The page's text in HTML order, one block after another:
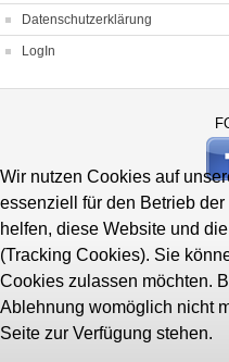
Datenschutzerklärung
LogIn
Wir nutzen Cookies auf
essenziell für den Betrieb
helfen, diese Website und
(Tracking Cookies). Sie
Cookies zulassen möchten.
Ablehnung womöglich nicht
Seite zur Verfügung stehen.